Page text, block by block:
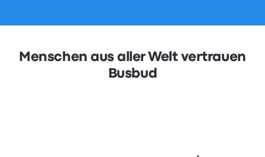
Menschen aus aller Welt vertrauen
Busbud